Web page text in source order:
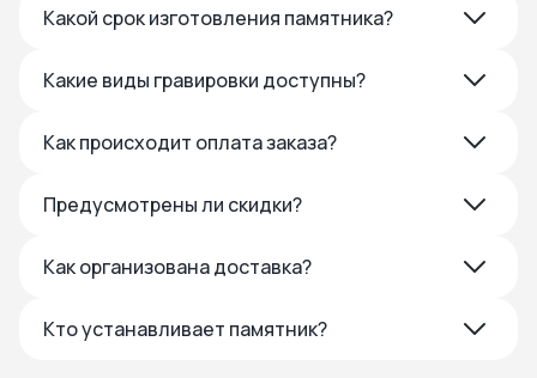
Какой срок изготовления памятника?
Какие виды гравировки доступны?
Как происходит оплата заказа?
Предусмотрены ли скидки?
Как организована доставка?
Кто устанавливает памятник?